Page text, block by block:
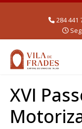
284 441
XVI